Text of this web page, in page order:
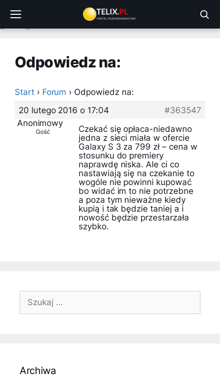
treści
Odpowiedz na:
Start › Forum › Odpowiedz na:
20 lutego 2016 o 17:04
#363547
Anonimowy
Gość
Czekać się opłaca-niedawno
jedna z sieci miała w ofercie
Galaxy S 3 za 799 zł – cena w
stosunku do premiery
naprawdę niska. Ale ci co
nastawiają się na czekanie to
wogóle nie powinni kupować
bo widać im to nie potrzebne
a poza tym nieważne kiedy
kupią i tak będzie taniej a i
nowość będzie przestarzała
szybko.
Szukaj:
Archiwa